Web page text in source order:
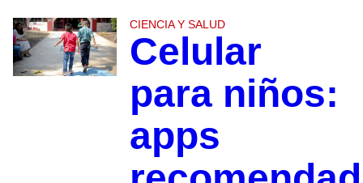
CIENCIA Y SALUD
Celular
para niños:
apps